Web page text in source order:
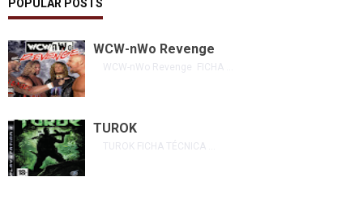
POPULAR POSTS
WCW-nWo Revenge
WCW-nWo Revenge FICHA ...
TUROK
TUROK FICHA TÉCNICA ...